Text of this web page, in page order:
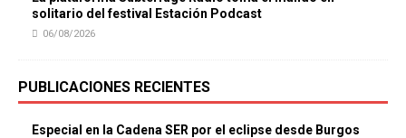
solitario del festival Estación Podcast
06/08/2026
PUBLICACIONES RECIENTES
Especial en la Cadena SER por el eclipse desde Burgos